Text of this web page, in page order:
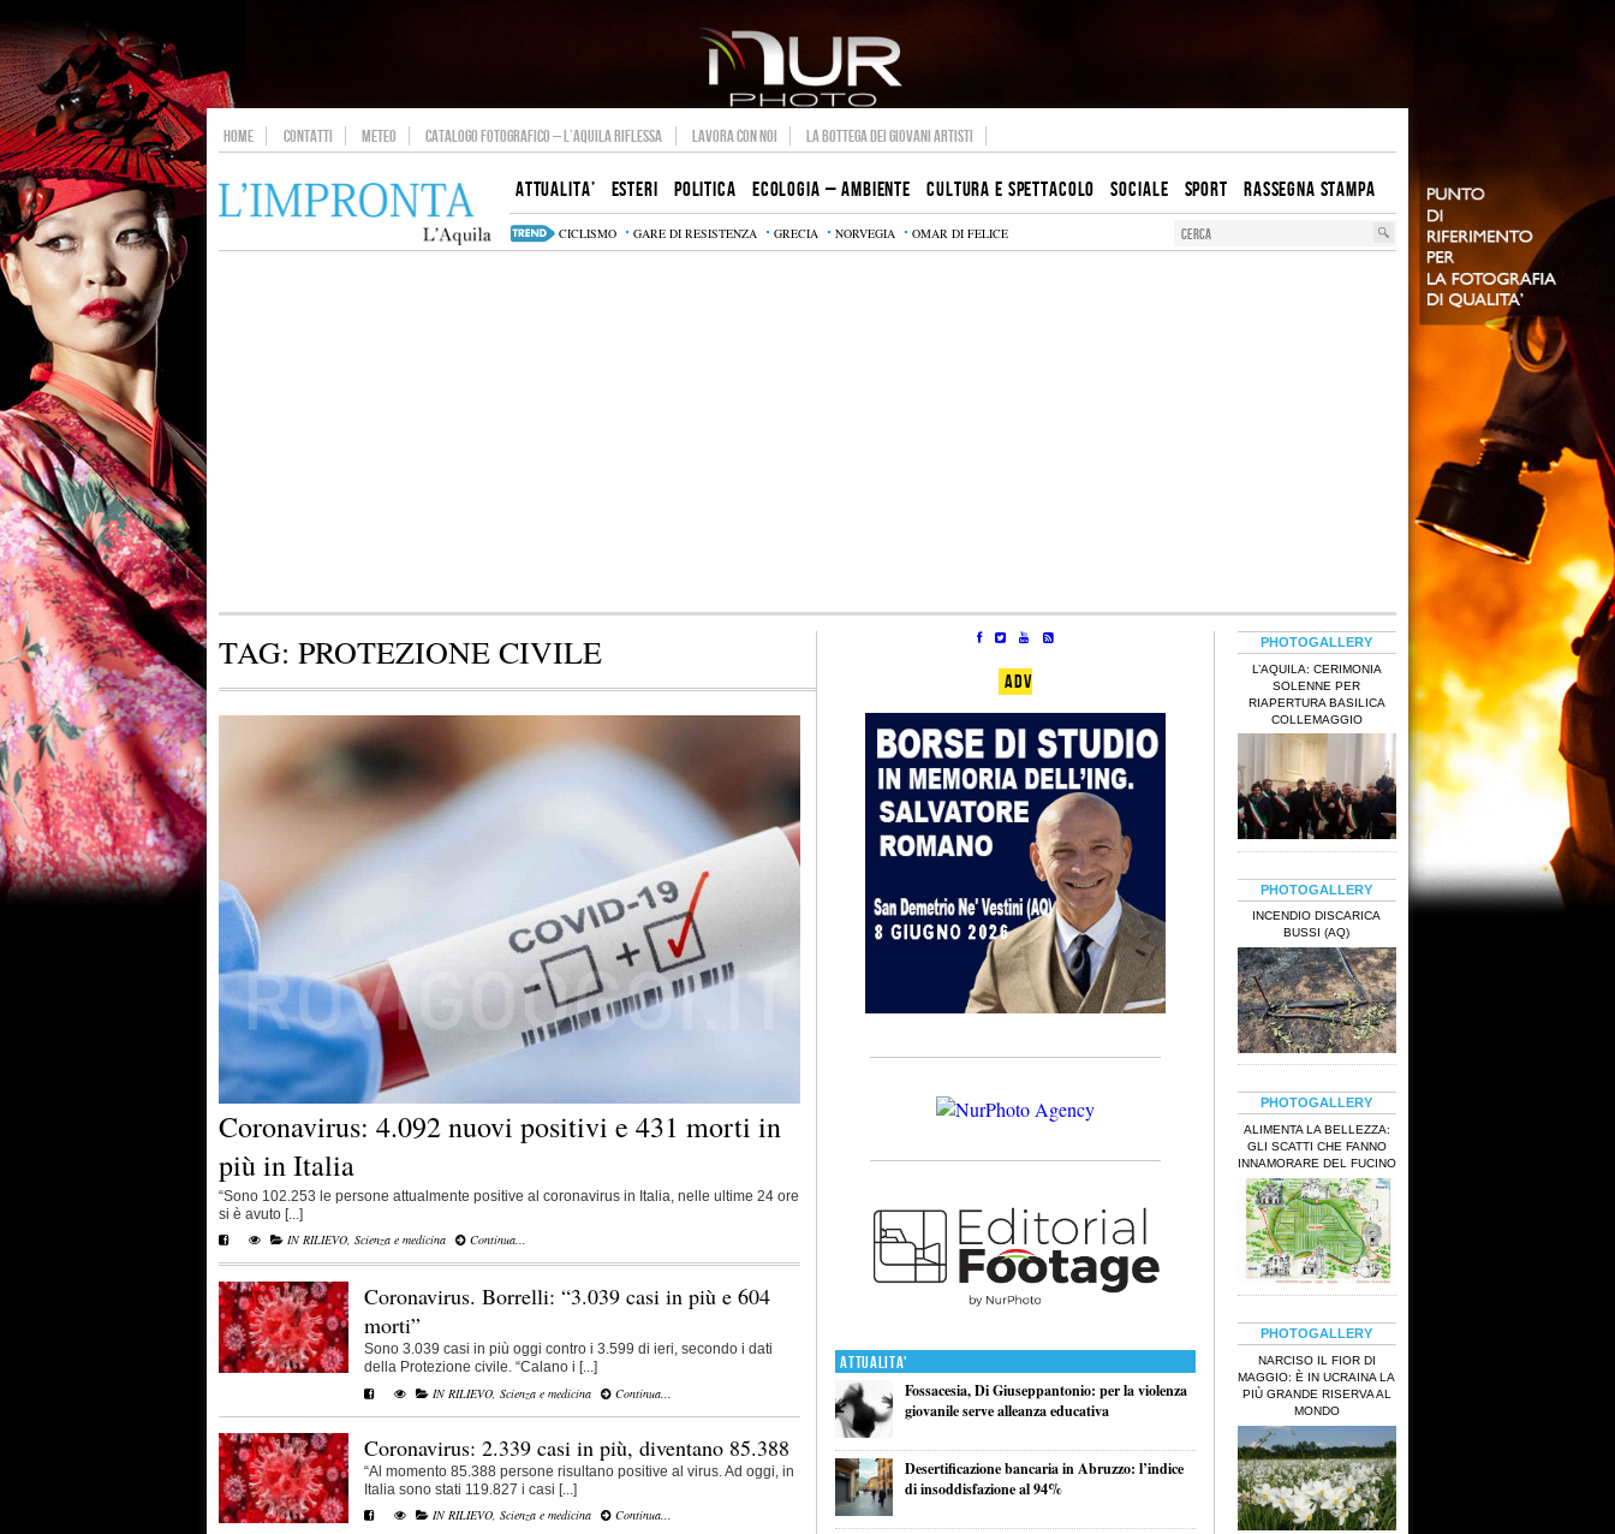
HOME CONTATTI METEO CATALOGO FOTOGRAFICO – L’AQUILA RIFLESSA LAVORA CON NOI LA BOTTEGA DEI GIOVANI ARTISTI
ATTUALITA’ ESTERI POLITICA ECOLOGIA – AMBIENTE CULTURA E SPETTACOLO SOCIALE SPORT RASSEGNA STAMPA
CICLISMO GARE DI RESISTENZA GRECIA NORVEGIA OMAR DI FELICE
TAG: PROTEZIONE CIVILE
Coronavirus: 4.092 nuovi positivi e 431 morti in
più in Italia
“Sono 102.253 le persone attualmente positive al coronavirus in Italia, nelle ultime 24 ore
si è avuto [...]
IN RILIEVO Scienza e medicina Continua...
Coronavirus. Borrelli: “3.039 casi in più e 604
morti”
Sono 3.039 casi in più oggi contro i 3.599 di ieri, secondo i dati
della Protezione civile. “Calano i [...]
IN RILIEVO Scienza e medicina Continua...
Coronavirus: 2.339 casi in più, diventano 85.388
“Al momento 85.388 persone risultano positive al virus. Ad oggi, in
Italia sono stati 119.827 i casi [...]
IN RILIEVO, Scienza e medicina Continua...
ADV
Attualita'
Fossacesia, Di Giuseppantonio: per la violenza
giovanile serve alleanza educativa
Desertificazione bancaria in Abruzzo: l’indice
di insoddisfazione al 94%
PHOTOGALLERY
L’AQUILA: CERIMONIA
SOLENNE PER
RIAPERTURA BASILICA
COLLEMAGGIO
PHOTOGALLERY
INCENDIO DISCARICA
BUSSI (AQ)
PHOTOGALLERY
ALIMENTA LA BELLEZZA:
GLI SCATTI CHE FANNO
INNAMORARE DEL FUCINO
PHOTOGALLERY
NARCISO IL FIOR DI
MAGGIO: È IN UCRAINA LA
PIÙ GRANDE RISERVA AL
MONDO